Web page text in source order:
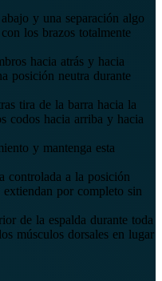
y una separación algo
los brazos totalmente
hacia atrás y hacia
posición neutra durante
tira de la barra hacia la
codos hacia arriba y hacia
y mantenga esta
controlada a la posición
por completo sin
de la espalda durante toda
músculos dorsales en lugar